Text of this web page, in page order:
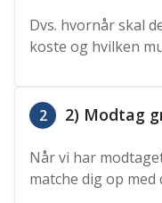
Dvs. hvornår skal
koste og hvilken
2 2) Modtag
Når vi har
matche dig op